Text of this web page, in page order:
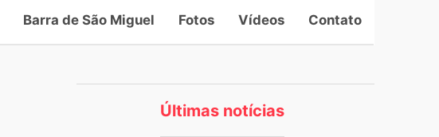
Barra de São Miguel Fotos Vídeos Contato
Últimas notícias